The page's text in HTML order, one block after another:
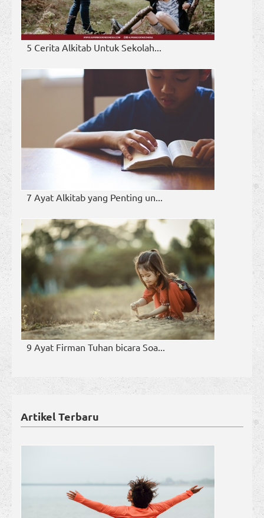
5 Cerita Alkitab Untuk Sekolah...
7 Ayat Alkitab yang Penting un...
9 Ayat Firman Tuhan bicara Soa...
Artikel Terbaru